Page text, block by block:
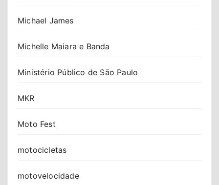
Michael James
Michelle Maiara e Banda
Ministério Público de São Paulo
MKR
Moto Fest
motocicletas
motovelocidade